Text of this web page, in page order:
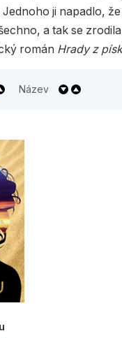
ji napadlo,
a tak se
román Hrady z
Název